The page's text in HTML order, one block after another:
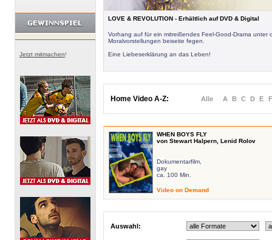
Jetzt mitmachen!
LOVE & REVOLUTION - Erhältlich auf DVD & Digital
Vorhang auf für ein mitreißendes Feel-Good-Drama
Moralvorstellungen beiseite fegen.
Eine Liebeserklärung an das Leben!
Home Video A-Z: Alle A B C D E F
WHEN BOYS FLY
von Stewart Halpern, Lenid Rolov
Dokumentarfilm,
gay
ca. 100 Min.
Video on Demand
Auswahl: